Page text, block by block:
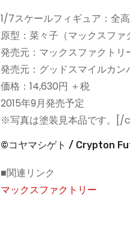
1/7スケールフィギュア：全
原型：菜々子（マックスファ
発売元：マックスファクトリ
発売元：グッドスマイルカン
価格：14,630円 ＋税
2015年9月発売予定
※写真は塗装見本品です。
©コヤマシゲト / Crypton
■関連リンク
マックスファクトリー